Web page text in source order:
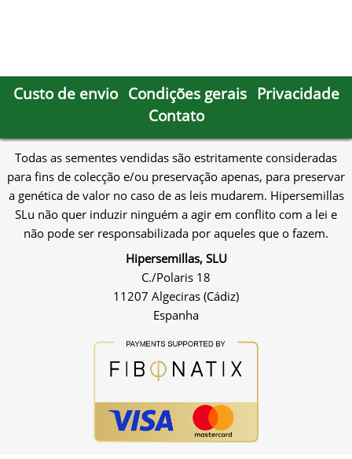
Custo de envio Condições gerais Privacidade
Contato
Todas as sementes vendidas são estritamente consideradas
para fins de colecção e/ou preservação apenas, para preservar
a genética de valor no caso de as leis mudarem. Hipersemillas
SLu não quer induzir ninguém a agir em conflito com a lei e
não pode ser responsabilizada por aqueles que o fazem.
Hipersemillas, SLU
C./Polaris 18
11207 Algeciras (Cádiz)
Espanha